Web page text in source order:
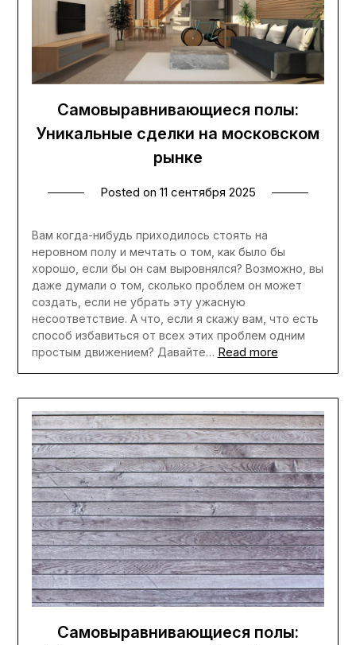
Самовыравнивающиеся полы:
Уникальные сделки на московском
рынке
Posted on 11 сентября 2025
Вам когда-нибудь приходилось стоять на
неровном полу и мечтать о том, как было бы
хорошо, если бы он сам выровнялся? Возможно, вы
даже думали о том, сколько проблем он может
создать, если не убрать эту ужасную
несоответствие. А что, если я скажу вам, что есть
способ избавиться от всех этих проблем одним
простым движением? Давайте… Read more
Самовыравнивающиеся полы: